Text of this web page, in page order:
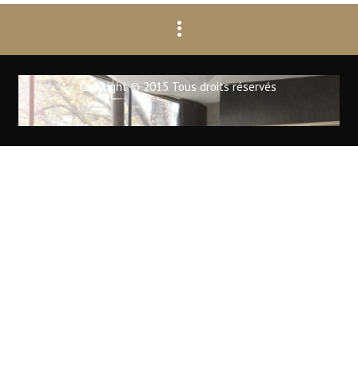
Copyright © 2015 Tous droits réservés